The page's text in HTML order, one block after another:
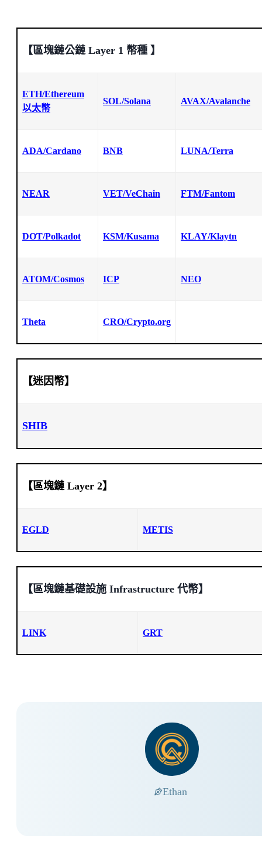
【區塊鏈公鏈 Layer 1 幣種 】
ETH/Ethereum
以太幣
SOL/Solana AVAX/Avalanche
ADA/Cardano BNB LUNA/Terra
NEAR VET/VeChain FTM/Fantom
DOT/Polkadot KSM/Kusama KLAY/Klaytn
ATOM/Cosmos ICP NEO
Theta CRO/Crypto.org
【迷因幣】
SHIB
【區塊鏈 Layer 2】
EGLD METIS
【區塊鏈基礎設施 Infrastructure 代幣】
LINK GRT
Ethan